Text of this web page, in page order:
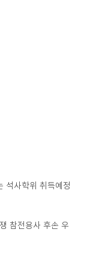
석사학위 취득예정
참전용사 후손 우